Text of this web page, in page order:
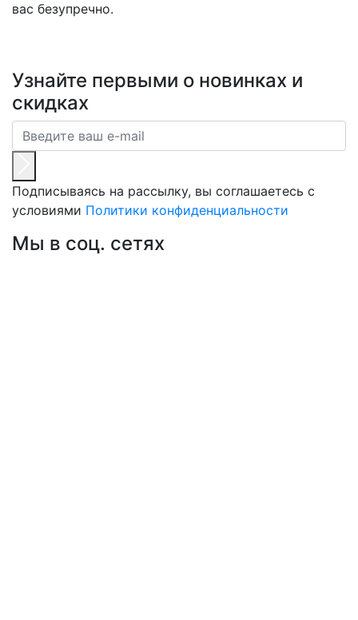
вас безупречно.
Узнайте первыми о новинках и
скидках
Подписываясь на рассылку, вы соглашаетесь с
условиями Политики конфиденциальности
Мы в соц. сетях